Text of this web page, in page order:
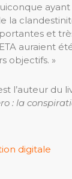
la
et
auraient
objectifs. »
l’auteur du
: la
digitale